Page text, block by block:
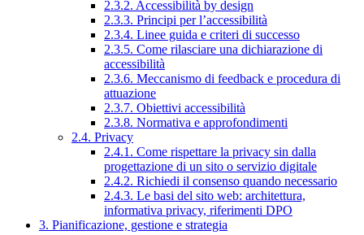
2.3.2. Accessibilità by design
2.3.3. Principi per l’accessibilità
2.3.4. Linee guida e criteri di successo
2.3.5. Come rilasciare una dichiarazione di
accessibilità
2.3.6. Meccanismo di feedback e procedura di
attuazione
2.3.7. Obiettivi accessibilità
2.3.8. Normativa e approfondimenti
2.4. Privacy
2.4.1. Come rispettare la privacy sin dalla
progettazione di un sito o servizio digitale
2.4.2. Richiedi il consenso quando necessario
2.4.3. Le basi del sito web: architettura,
informativa privacy, riferimenti DPO
3. Pianificazione, gestione e strategia